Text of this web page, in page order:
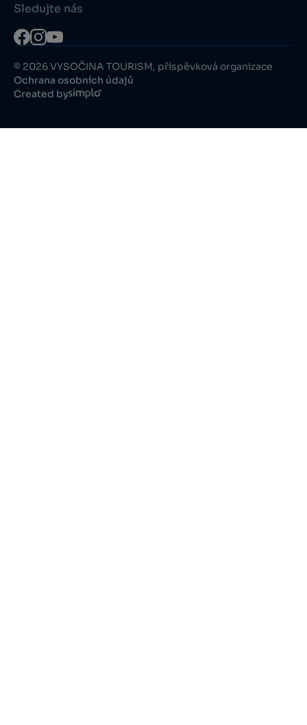
Sledujte nás
© 2026 VYSOČINA TOURISM, příspěvková organizace
Ochrana osobních údajů
Created by